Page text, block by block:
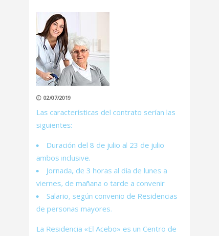
02/07/2019
Las características del contrato serían las
siguientes:
Duración del 8 de julio al 23 de julio
ambos inclusive.
Jornada, de 3 horas al día de lunes a
viernes, de mañana o tarde a convenir
Salario, según convenio de Residencias
de personas mayores.
La Residencia «El Acebo» es un Centro de